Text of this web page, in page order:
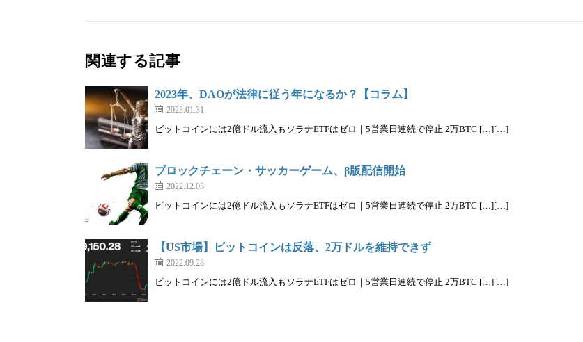
関連する記事
2023年、DAOが法律に従う年になるか？【コラム】
2023.01.31
ビットコインには2億ドル流入もソラナETFはゼロ｜5営業日連続で停止 2万BTC […][…]
ブロックチェーン・サッカーゲーム、β版配信開始
2022.12.03
ビットコインには2億ドル流入もソラナETFはゼロ｜5営業日連続で停止 2万BTC […][…]
【US市場】ビットコインは反落、2万ドルを維持できず
2022.09.28
ビットコインには2億ドル流入もソラナETFはゼロ｜5営業日連続で停止 2万BTC […][…]